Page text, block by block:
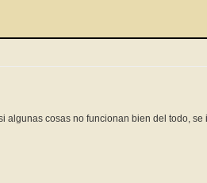
algunas cosas no funcionan bien del todo, se